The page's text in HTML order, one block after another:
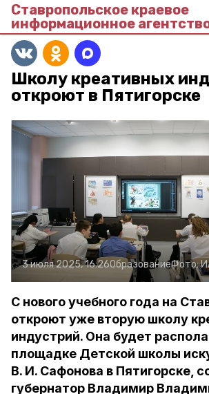
Ставропольское краевое
информационное
Школу креативных
откроют в Пятигорске
3 июля 2025, 16:26ОбразованиеФото:
С нового учебного года на
откроют уже вторую школу
индустрий. Она будет
площадке Детской школы
В. И. Сафонова в Пятигорске,
губернатор Владимир